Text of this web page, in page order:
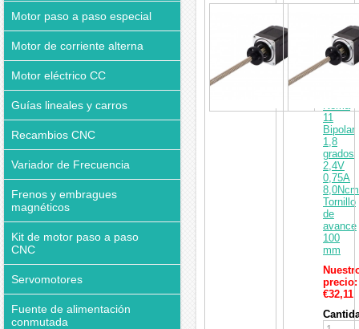
Motor paso a paso especial
Motor de corriente alterna
Motor eléctrico CC
Guías lineales y carros
Recambios CNC
Variador de Frecuencia
Frenos y embragues
magnéticos
Kit de motor paso a paso
CNC
Servomotores
Fuente de alimentación
conmutada
interesar
de
motor
paso
Nema
11
Bipolar
1,8
grados
2,4V
0,75A
8,0Ncm
Tornillo
de
avance
100
mm
precio:
€32,11